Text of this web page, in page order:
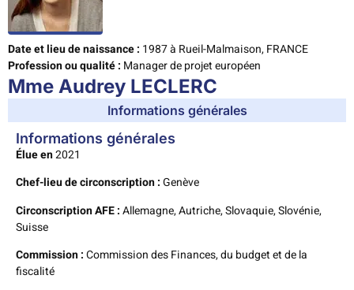
Date et lieu de naissance : 1987 à Rueil-Malmaison, FRANCE
Profession ou qualité : Manager de projet européen
Mme Audrey LECLERC
Informations générales
Informations générales
Élue en2021
Chef-lieu de circonscription :Genève
Circonscription AFE :Allemagne, Autriche, Slovaquie, Slovénie,
Suisse
Commission :Commission des Finances, du budget et de la
fiscalité